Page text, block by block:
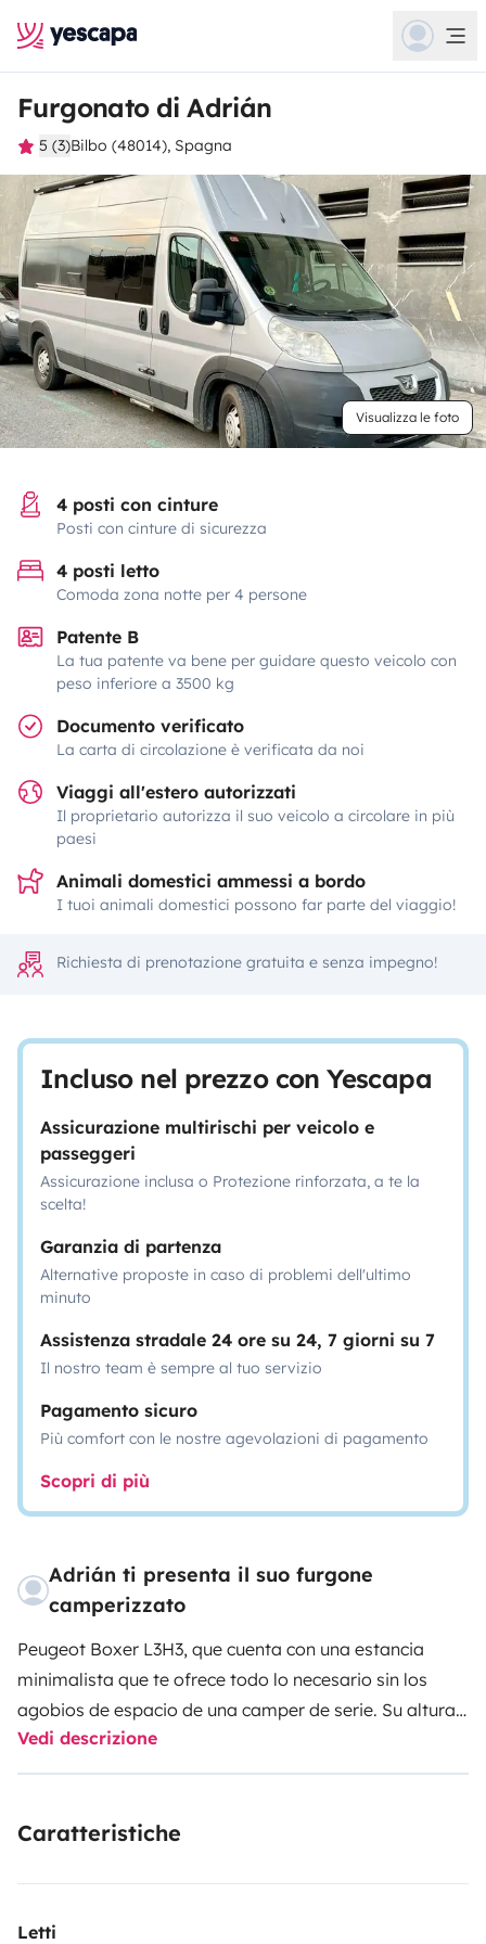
Furgonato di Adrián
5 (3)Bilbo (48014), Spagna
Visualizza le foto
4 posti con cinture
Posti con cinture di sicurezza
4 posti letto
Comoda zona notte per 4 persone
Patente B
La tua patente va bene per guidare questo veicolo con
peso inferiore a 3500 kg
Documento verificato
La carta di circolazione è verificata da noi
Viaggi all'estero autorizzati
Il proprietario autorizza il suo veicolo a circolare in più
paesi
Animali domestici ammessi a bordo
I tuoi animali domestici possono far parte del viaggio!
Richiesta di prenotazione gratuita e senza impegno!
Incluso nel prezzo con Yescapa
Assicurazione multirischi per veicolo e
passeggeri
Assicurazione inclusa o Protezione rinforzata, a te la
scelta!
Garanzia di partenza
Alternative proposte in caso di problemi dell'ultimo
minuto
Assistenza stradale 24 ore su 24, 7 giorni su 7
Il nostro team è sempre al tuo servizio
Pagamento sicuro
Più comfort con le nostre agevolazioni di pagamento
Scopri di più
Adrián ti presenta il suo furgone
camperizzato
Peugeot Boxer L3H3, que cuenta con una estancia
minimalista que te ofrece todo lo necesario sin los
agobios de espacio de una camper de serie. Su altura
permite que tenga literas espaciosas, cuenta con dos
grandes claraboyas que le aportan mucha
cuenta con un engorroso lavabo que te quita espacio
ofrecerán diversas sensaciones tanto de día como de
Vedi descrizione
Caratteristiche
Letti